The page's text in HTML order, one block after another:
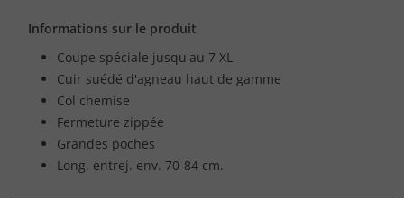
Informations sur le produit
Coupe spéciale jusqu'au 7 XL
Cuir suédé d'agneau haut de gamme
Col chemise
Fermeture zippée
Grandes poches
Long. entrej. env. 70-84 cm.